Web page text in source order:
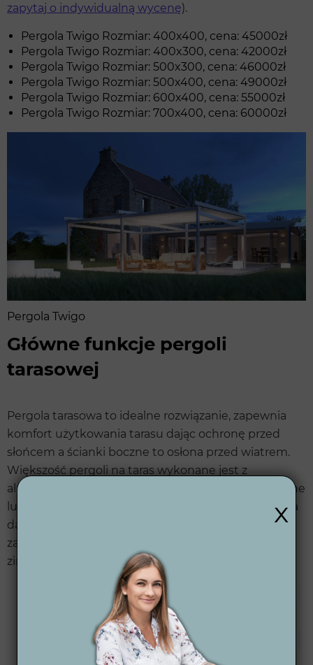
zapytaj o indywidualną wycenę).
Pergola Twigo Rozmiar: 400x400, cena: 45000zł
Pergola Twigo Rozmiar: 400x300, cena: 42000zł
Pergola Twigo Rozmiar: 500x300, cena: 46000zł
Pergola Twigo Rozmiar: 500x400, cena: 49000zł
Pergola Twigo Rozmiar: 600x400, cena: 55000zł
Pergola Twigo Rozmiar: 700x400, cena: 60000zł
Pergola Twigo
Główne funkcje pergoli
tarasowej
Pergola tarasowa to idealne rozwiązanie, zapewnia
komfort użytkowania tarasu dając ochronę przed
słońcem a ścianki boczne to osłona przed wiatrem.
Większość pergoli na taras wykonane jest z
aluminium, ale są również stylowe pergole drewniane
lub stalowe. Lamele, tkanina, szkło zamontowane na
dachu nie tylko chronią przed słońcem, ale również
zapewnia odpowiednie odprowadzanie wody przez
zintegrowane profile w podporach.
x